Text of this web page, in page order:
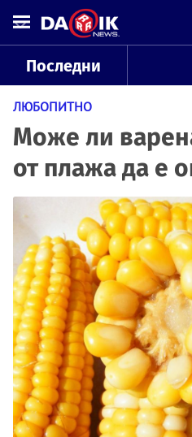
Последни
ЛЮБОПИТНО
Може ли
от плажа да е